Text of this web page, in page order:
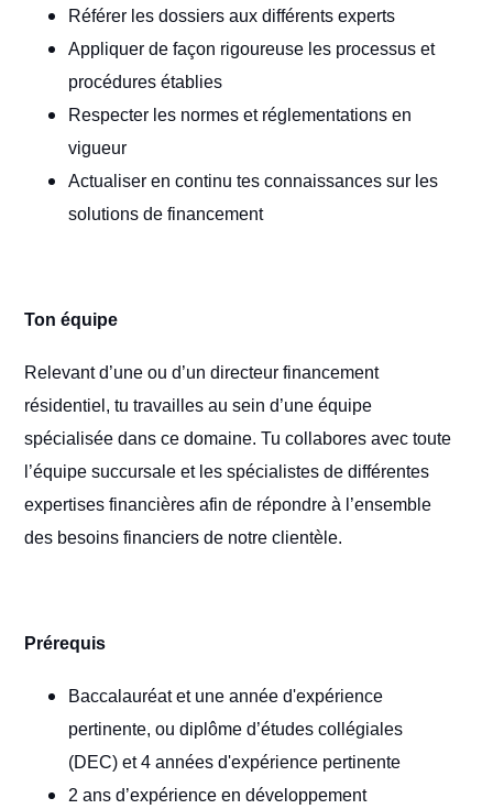
Référer les dossiers aux différents experts
Appliquer de façon rigoureuse les processus et
procédures établies
Respecter les normes et réglementations en
vigueur
Actualiser en continu tes connaissances sur les
solutions de financement
Ton équipe
Relevant d’une ou d’un directeur financement
résidentiel, tu travailles au sein d’une équipe
spécialisée dans ce domaine. Tu collabores avec toute
l’équipe succursale et les spécialistes de différentes
expertises financières afin de répondre à l’ensemble
des besoins financiers de notre clientèle.
Prérequis
Baccalauréat et une année d'expérience
pertinente, ou diplôme d’études collégiales
(DEC) et 4 années d'expérience pertinente
2 ans d’expérience en développement